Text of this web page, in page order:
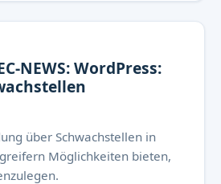
NEWS: WordPress:
über Schwachstellen in
Möglichkeiten bieten,